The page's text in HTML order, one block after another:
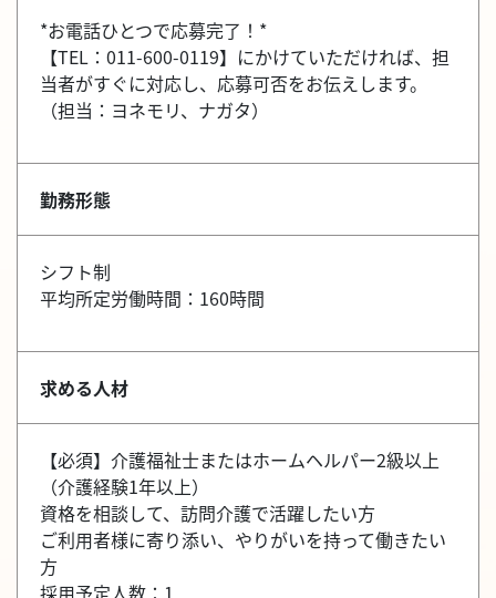
*お電話ひとつで応募完了！*
【TEL：011-600-0119】にかけていただければ、担
当者がすぐに対応し、応募可否をお伝えします。
（担当：ヨネモリ、ナガタ）
勤務形態
シフト制
平均所定労働時間：160時間
求める人材
【必須】介護福祉士またはホームヘルパー2級以上
（介護経験1年以上）
資格を相談して、訪問介護で活躍したい方
ご利用者様に寄り添い、やりがいを持って働きたい
方
採用予定人数：1